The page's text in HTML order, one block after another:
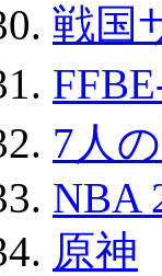
戦国
7人
NBA
原神